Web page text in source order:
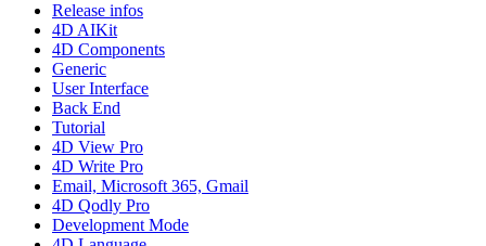
Release infos
4D AIKit
4D Components
Generic
User Interface
Back End
Tutorial
4D View Pro
4D Write Pro
Email, Microsoft 365, Gmail
4D Qodly Pro
Development Mode